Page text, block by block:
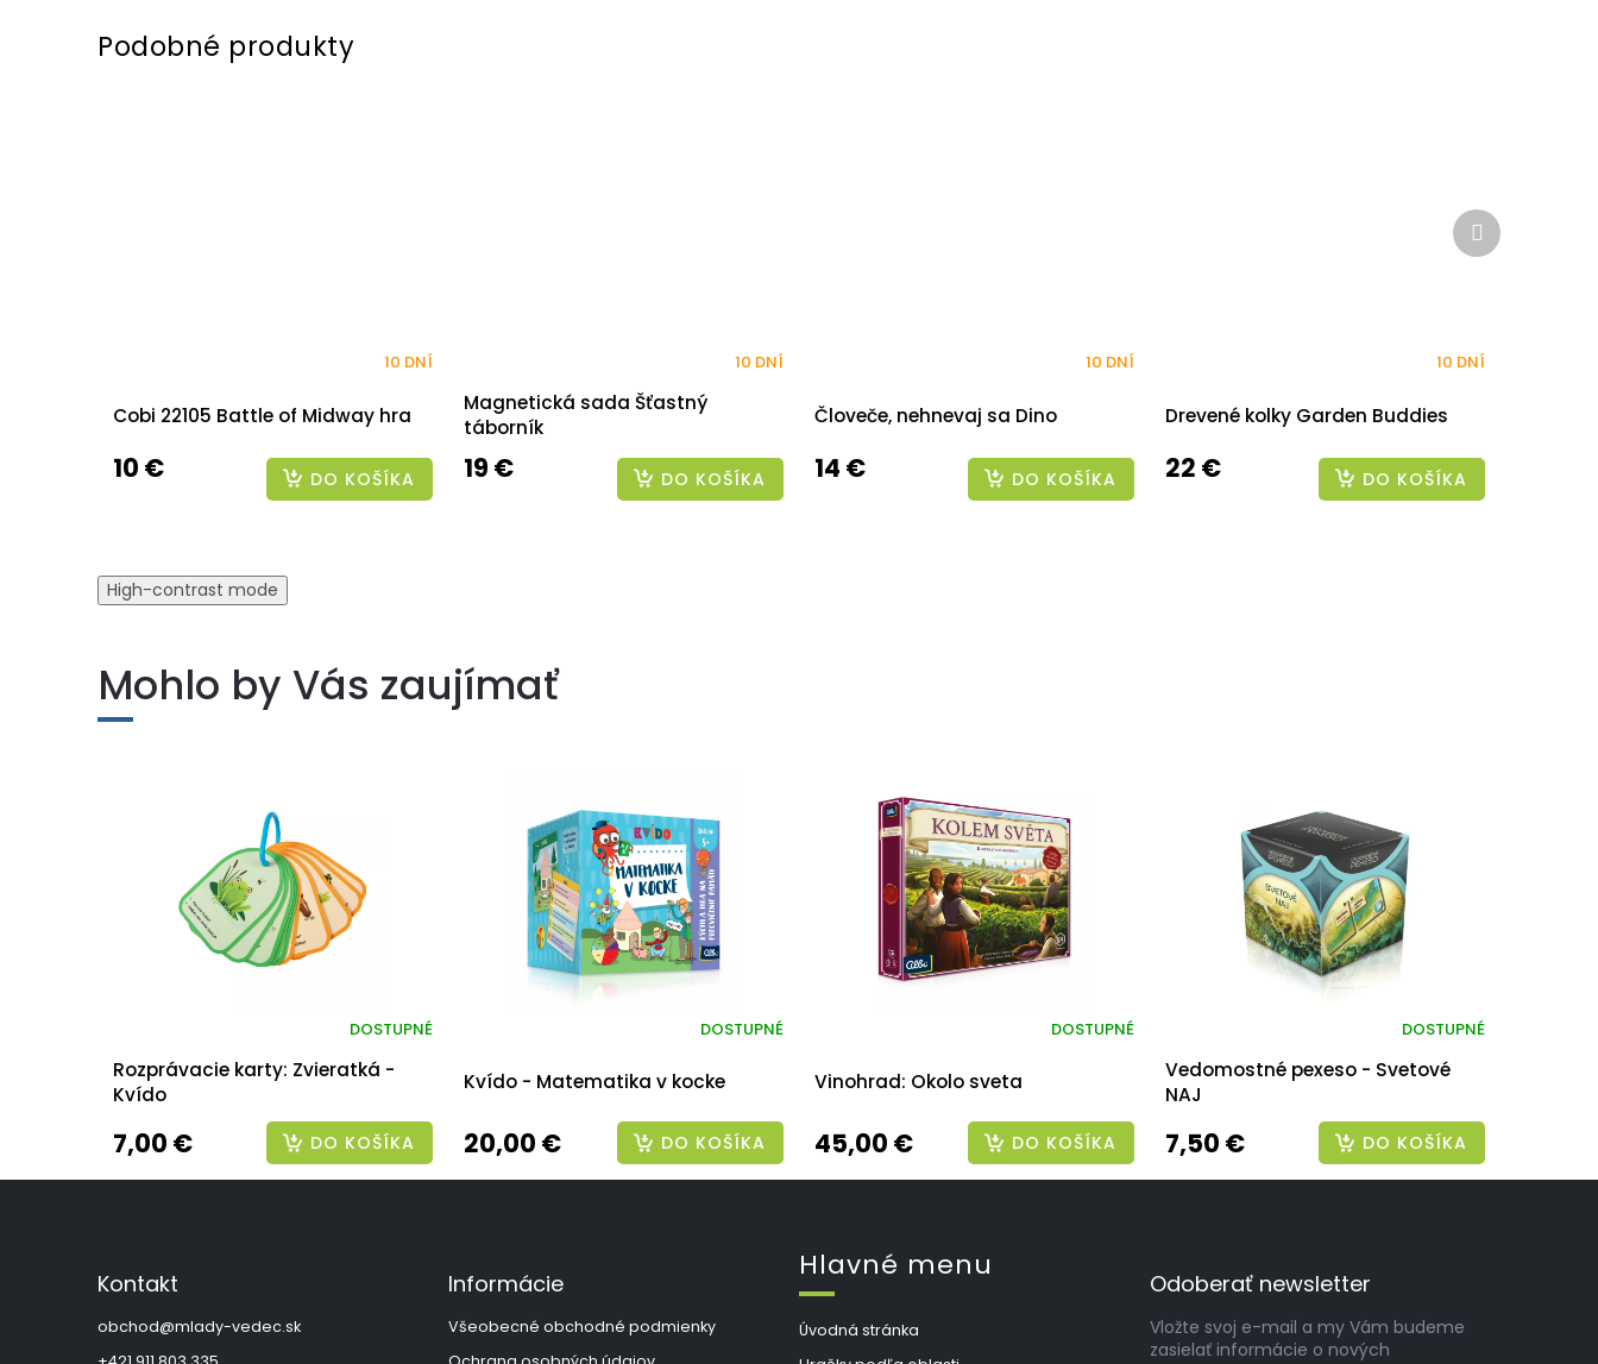
Cobi 22105 Battle of Midway hra
10 DNÍ
10 € DO KOŠÍKA
Magnetická sada Šťastný
táborník
10 DNÍ
19 € DO KOŠÍKA
Človeče, nehnevaj sa Dino
10 DNÍ
14 € DO KOŠÍKA
Drevené kolky Garden Buddies
10 DNÍ
22 € DO KOŠÍKA
Ďalší
produkt
High-contrast mode
Mohlo by Vás zaujímať
Rozprávacie karty: Zvieratká -
Kvído
DOSTUPNÉ
7,00 € DO KOŠÍKA
Kvído - Matematika v kocke
DOSTUPNÉ
20,00 € DO KOŠÍKA
Vinohrad: Okolo sveta
DOSTUPNÉ
45,00 € DO KOŠÍKA
Vedomostné pexeso - Svetové
NAJ
DOSTUPNÉ
7,50 € DO KOŠÍKA
Kontakt
obchod@mlady-vedec.sk
Informácie
Všeobecné obchodné podmienky
Hlavné menu
Úvodná stránka
Odoberať newsletter
Vložte svoj e-mail a my Vám budeme
zasielať informácie o nových